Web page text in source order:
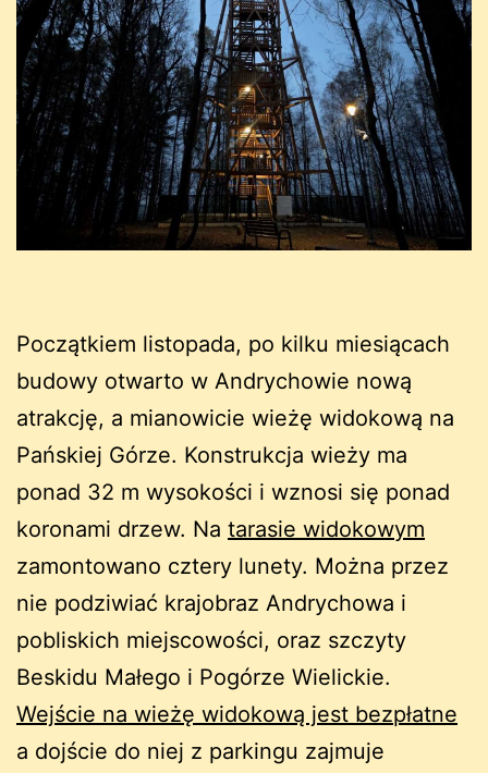
Początkiem listopada, po kilku miesiącach
budowy otwarto w Andrychowie nową
atrakcję, a mianowicie wieżę widokową na
Pańskiej Górze. Konstrukcja wieży ma
ponad 32 m wysokości i wznosi się ponad
koronami drzew. Na tarasie widokowym
zamontowano cztery lunety. Można przez
nie podziwiać krajobraz Andrychowa i
pobliskich miejscowości, oraz szczyty
Beskidu Małego i Pogórze Wielickie.
Wejście na wieżę widokową jest bezpłatne
a dojście do niej z parkingu zajmuje